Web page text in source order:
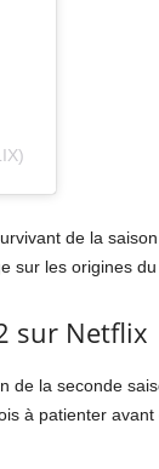
de la
les origines
sur Netflix
la seconde
à patienter